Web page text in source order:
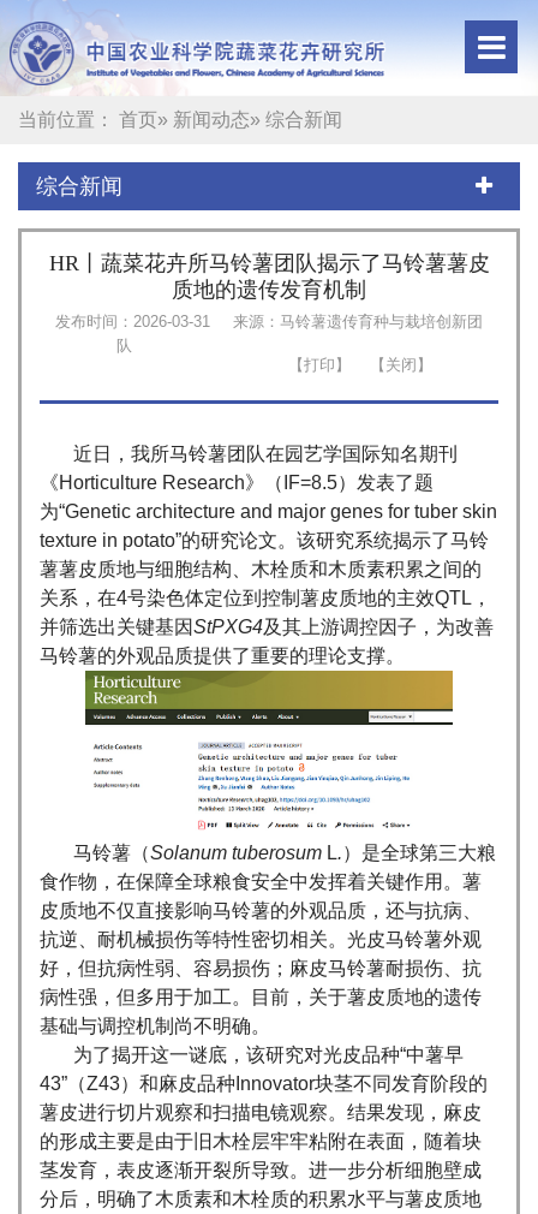
当前位置： 首页» 新闻动态» 综合新闻
综合新闻
HR丨蔬菜花卉所马铃薯团队揭示了马铃薯薯皮
质地的遗传发育机制
发布时间：2026-03-31
来源：马铃薯遗传育种与栽培创新团
队
近日，我所马铃薯团队在园艺学国际知名期刊
《Horticulture Research》（IF=8.5）发表了题
为“Genetic architecture and major genes for tuber skin
texture in potato”的研究论文。该研究系统揭示了马铃
薯薯皮质地与细胞结构、木栓质和木质素积累之间的
关系，在4号染色体定位到控制薯皮质地的主效QTL，
并筛选出关键基因StPXG4及其上游调控因子，为改善
马铃薯的外观品质提供了重要的理论支撑。
马铃薯（Solanum tuberosum L.）是全球第三大粮
食作物，在保障全球粮食安全中发挥着关键作用。薯
皮质地不仅直接影响马铃薯的外观品质，还与抗病、
抗逆、耐机械损伤等特性密切相关。光皮马铃薯外观
好，但抗病性弱、容易损伤；麻皮马铃薯耐损伤、抗
病性强，但多用于加工。目前，关于薯皮质地的遗传
基础与调控机制尚不明确。
为了揭开这一谜底，该研究对光皮品种“中薯早
43”（Z43）和麻皮品种Innovator块茎不同发育阶段的
薯皮进行切片观察和扫描电镜观察。结果发现，麻皮
的形成主要是由于旧木栓层牢牢粘附在表面，随着块
茎发育，表皮逐渐开裂所导致。进一步分析细胞壁成
分后，明确了木质素和木栓质的积累水平与薯皮质地